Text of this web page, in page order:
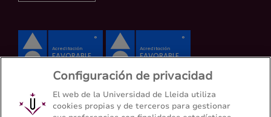
Configuración de privacidad
El web de la Universidad de Lleida utiliza
cookies propias y de terceros para gestionar